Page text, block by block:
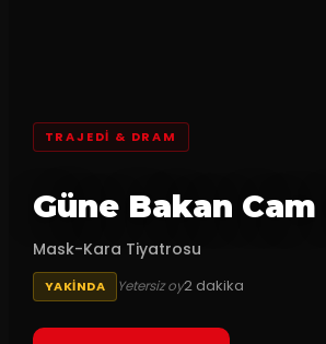
TRAJEDI & DRAM
Güne Bakan Cam
Mask-Kara Tiyatrosu
YAKINDA Yetersiz oy2 dakika